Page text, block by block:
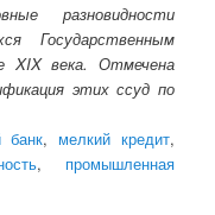
разновидности
Государственным
XIX века. Отмечена
этих ссуд по
банк, мелкий кредит,
, промышленная